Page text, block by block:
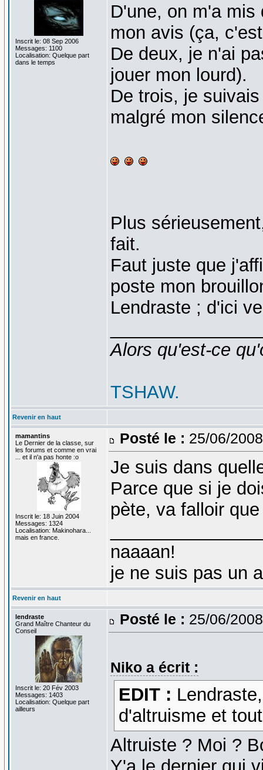
Inscrit le: 08 Sep 2006
Messages: 1100
Localisation: Quelque part
dans le temps
D'une, on m'a mis
mon avis (ça,
De deux, je n'ai
jouer mon lourd).
De trois, je
malgré mon
Plus
fait.
Faut juste que
poste mon
Lendraste ; d'ici
Alors qu'est-ce
TSHAW.
Revenir en haut
mamantins
Le Dernier de la classe, sur
les forums et comme en vrai
... et il n'a pas honte :o
Inscrit le: 18 Juin 2004
Messages: 1324
Localisation: Makinohara...
mais en france.
Posté le : 25/06/
Je suis dans
Parce que si je
pète, va falloir
naaaan!
je ne suis pas un
Revenir en haut
lendraste
Grand Maître Chanteur du
Conseil
Inscrit le: 20 Fév 2003
Messages: 1403
Localisation: Quelque part
ailleurs
Posté le : 25/06/
Niko a écrit :
EDIT :
d'altruisme et
Altruiste ? Moi ?